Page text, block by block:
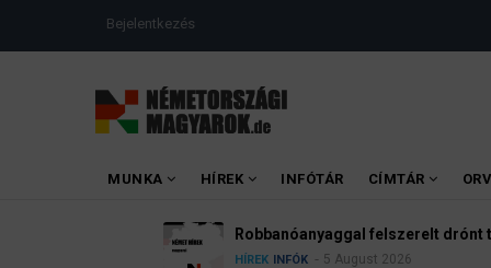
USER
Bejelentkezés
MENU
MUNKA HÍREK INFÓTÁR CÍMTÁR
Robbanóanyaggal felszerelt drónt találtak
INFÓK 5 August 2026